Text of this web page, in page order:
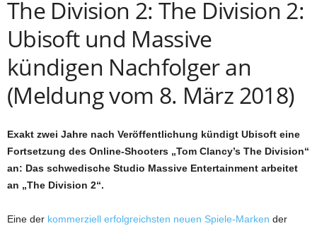
The Division 2: The Division 2:
Ubisoft und Massive
kündigen Nachfolger an
(Meldung vom 8. März 2018)
Exakt zwei Jahre nach Veröffentlichung kündigt Ubisoft eine
Fortsetzung des Online-Shooters „Tom Clancy’s The Division“
an: Das schwedische Studio Massive Entertainment arbeitet
an „The Division 2“.
Eine der kommerziell erfolgreichsten neuen Spiele-Marken der